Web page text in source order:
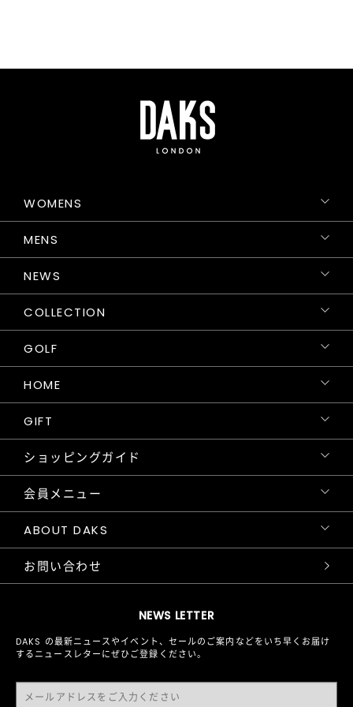
NEWS LETTER
DAKS の最新ニュースやイベント、セールのご案内などをいち早くお届け
するニュースレターにぜひご登録ください。
WOMENS
MENS
NEWS
COLLECTION
GOLF
HOME
GIFT
ショッピングガイド
会員メニュー
ABOUT DAKS
お問い合わせ